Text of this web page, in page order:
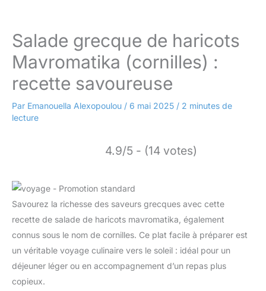
Salade grecque de haricots
Mavromatika (cornilles) :
recette savoureuse
Par Emanouella Alexopoulou / 6 mai 2025 / 2 minutes de
lecture
4.9/5 - (14 votes)
Savourez la richesse des saveurs grecques avec cette
recette de salade de haricots mavromatika, également
connus sous le nom de cornilles. Ce plat facile à préparer est
un véritable voyage culinaire vers le soleil : idéal pour un
déjeuner léger ou en accompagnement d’un repas plus
copieux.